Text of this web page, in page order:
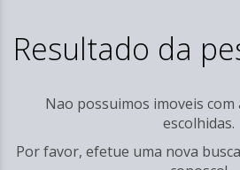
Resultado da
Nao possuimos imoveis com
escolhidas.
Por favor, efetue uma nova